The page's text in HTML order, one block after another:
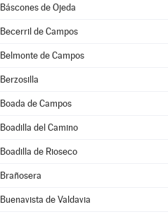
Báscones de Ojeda
Becerril de Campos
Belmonte de Campos
Berzosilla
Boada de Campos
Boadilla del Camino
Boadilla de Rioseco
Brañosera
Buenavista de Valdavia